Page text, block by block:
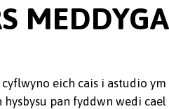
eich cais i astudio
pan fyddwn wedi